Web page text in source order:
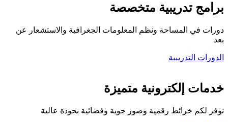
برامج تدريبية متخصصة
دورات في المساحة ونظم المعلومات الجغرافية والاستشعار عن
بعد
الدورات التدريبية
خدمات إلكترونية متميزة
نوفر لكم خرائط رقمية وصور جوية وفضائية بجودة عالية